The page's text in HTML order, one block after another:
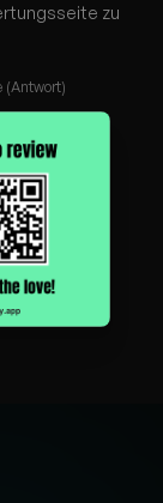
zu
(Antwort)